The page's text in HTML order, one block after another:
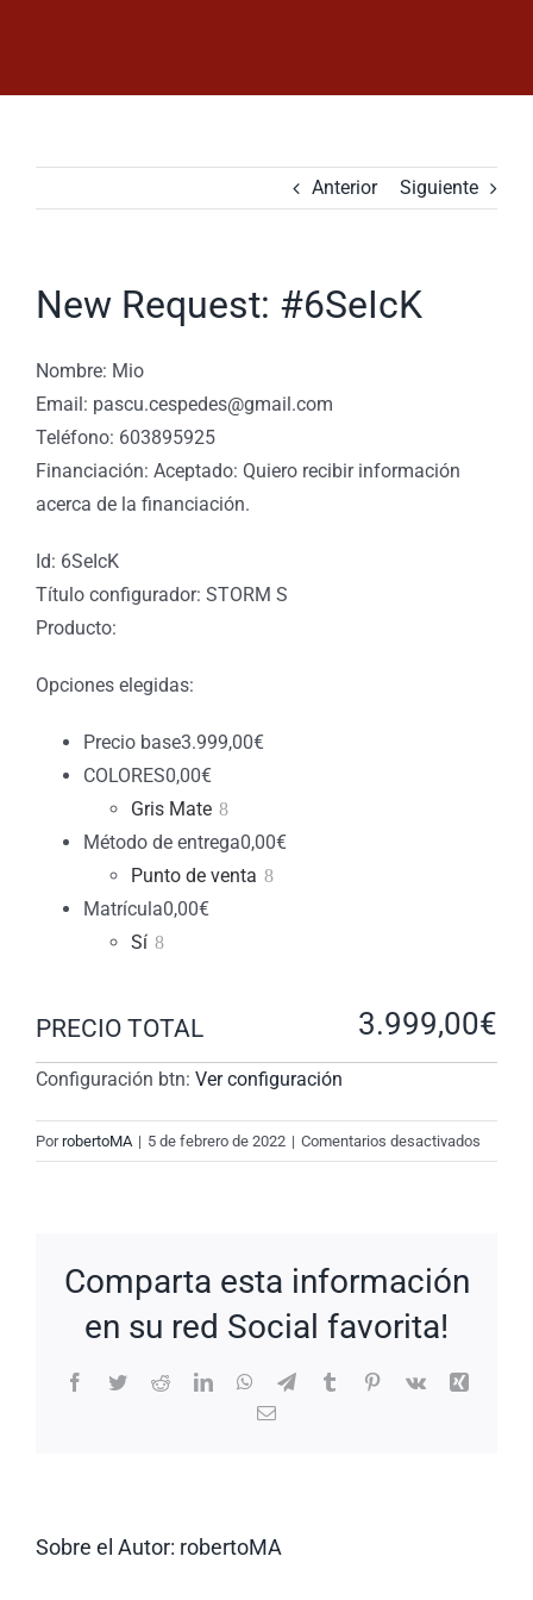
Anterior Siguiente
New Request: #6SeIcK
Nombre: Mio
Email: pascu.cespedes@gmail.com
Teléfono: 603895925
Financiación: Aceptado: Quiero recibir información
acerca de la financiación.
Id: 6SeIcK
Título configurador: STORM S
Producto:
Opciones elegidas:
Precio base3.999,00€
COLORES0,00€
Gris Mate
Método de entrega0,00€
Punto de venta
Matrícula0,00€
Sí
PRECIO TOTAL 3.999,00€
Configuración btn: Ver configuración
PorrobertoMA | 5 de febrero de 2022 | Comentarios desactivados
New
Comparta esta información
en su red Social favorita!
Facebook
TwitterRedditLinkedInWhatsApp
TelegramTumblrPinterest
Vk
Xing
Correo
Sobre el Autor: robertoMA